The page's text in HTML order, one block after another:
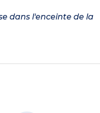
dans l'enceinte de la